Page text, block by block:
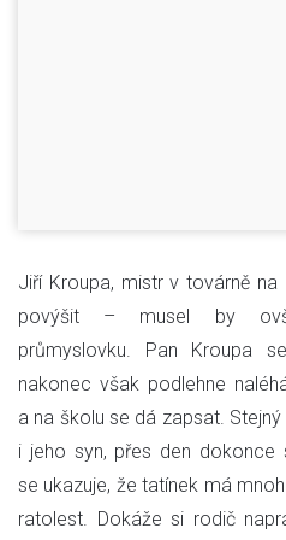
Jiří Kroupa, mistr v továrně
povýšit – musel by
průmyslovku. Pan Kroupa
nakonec však podlehne
a na školu se dá zapsat.
i jeho syn, přes den dokonce
se ukazuje, že tatínek má
ratolest. Dokáže si rodič